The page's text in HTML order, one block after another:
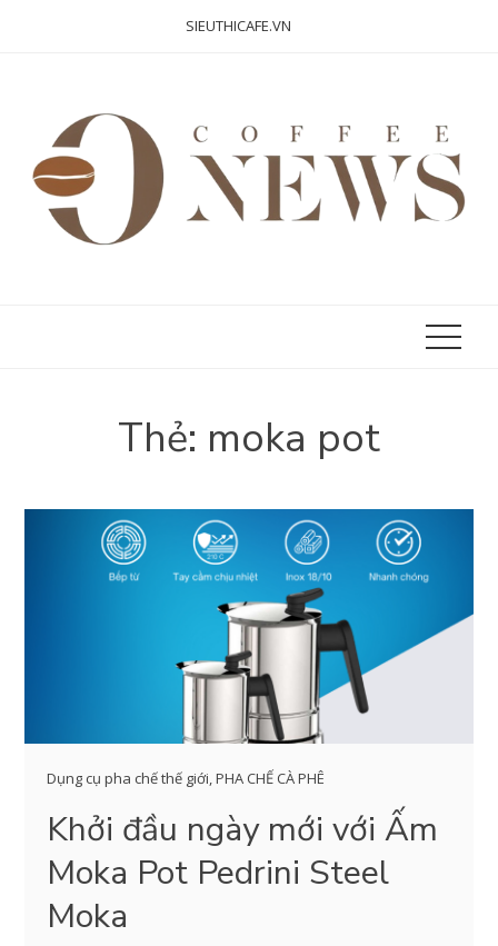
SIEUTHICAFE.VN
Thẻ: moka pot
Dụng cụ pha chế thế giới,PHA CHẾ CÀ PHÊ
Khởi đầu ngày mới với Ấm
Moka Pot Pedrini Steel
Moka